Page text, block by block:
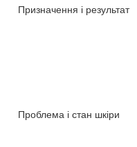
Призначення і результат
Проблема і стан шкіри